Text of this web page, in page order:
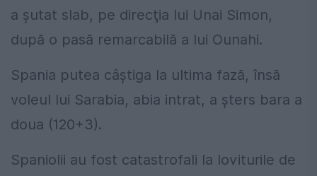
a şutat slab, pe direcţia lui Unai Simon,
după o pasă remarcabilă a lui Ounahi.
Spania putea câştiga la ultima fază, însă
voleul lui Sarabia, abia intrat, a şters bara a
doua (120+3).
Spaniolii au fost catastrofali la loviturile de